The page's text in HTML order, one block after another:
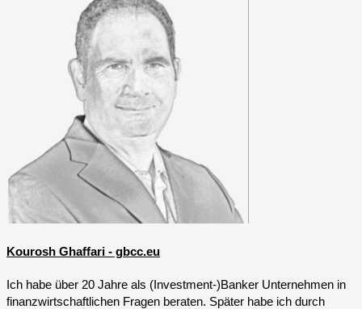
Kourosh Ghaffari - gbcc.eu
Ich habe über 20 Jahre als (Investment-)Banker Unternehmen in
finanzwirtschaftlichen Fragen beraten. Später habe ich durch